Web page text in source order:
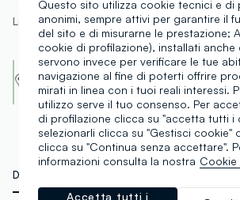
La modella è alta 170 cm ed indossa una
Cotton Made in Africa
An initiative of the Aid by Trade
Scopri di più
DETTAGLI TECNICI
Questo sito utilizza cookie tecnici e di
anonimi, sempre attivi per garantire il
del sito e di misurarne le prestazione;
cookie di profilazione), installati anche
servono invece per verificare le tue
navigazione al fine di poterti offrire
mirati in linea con i tuoi reali interessi.
utilizzo serve il tuo consenso. Per
di profilazione clicca su "accetta tutti i
selezionarli clicca su "Gestisci cookie"
clicca su "Continua senza accettare".
informazioni consulta la nostra Cookie
Accetta tutti i